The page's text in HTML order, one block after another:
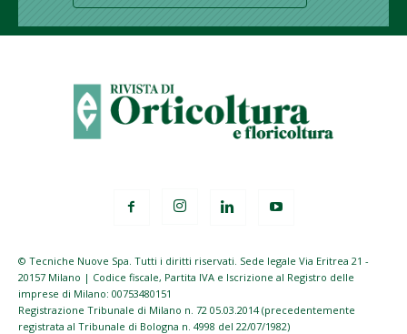
© Tecniche Nuove Spa. Tutti i diritti riservati. Sede legale Via Eritrea 21 -
20157 Milano | Codice fiscale, Partita IVA e Iscrizione al Registro delle
imprese di Milano: 00753480151
Registrazione Tribunale di Milano n. 72 05.03.2014 (precedentemente
registrata al Tribunale di Bologna n. 4998 del 22/07/1982)